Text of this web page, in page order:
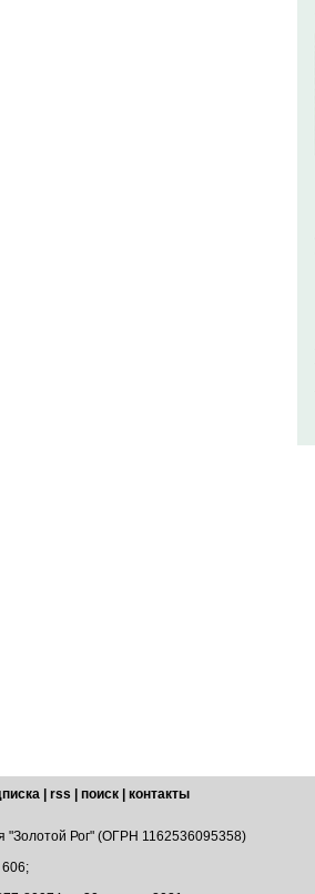
rss поиск
контакты
"Золотой Рог" (ОГРН 1162536095358)
606;